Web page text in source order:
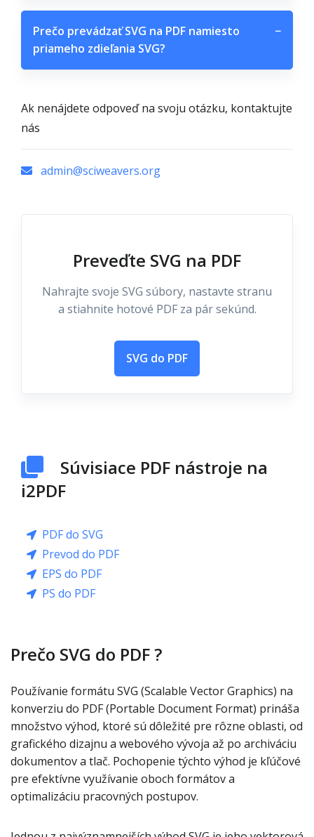
Prečo prevádzať SVG na PDF namiesto
priameho zdieľania SVG?
−
Ak nenájdete odpoveď na svoju otázku, kontaktujte
nás
admin@sciweavers.org
Preveďte SVG na PDF
Nahrajte svoje SVG súbory, nastavte stranu
a stiahnite hotové PDF za pár sekúnd.
SVG do PDF
Súvisiace PDF nástroje na
i2PDF
PDF do SVG
Prevod do PDF
EPS do PDF
PS do PDF
Prečo SVG do PDF ?
Používanie formátu SVG (Scalable Vector Graphics) na
konverziu do PDF (Portable Document Format) prináša
množstvo výhod, ktoré sú dôležité pre rôzne oblasti, od
grafického dizajnu a webového vývoja až po archiváciu
dokumentov a tlač. Pochopenie týchto výhod je kľúčové
pre efektívne využívanie oboch formátov a
optimalizáciu pracovných postupov.